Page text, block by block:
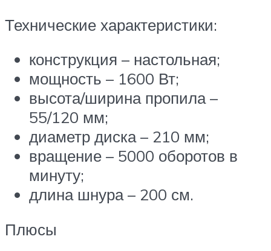
Технические характеристики:
конструкция – настольная;
мощность – 1600 Вт;
высота/ширина пропила –
55/120 мм;
диаметр диска – 210 мм;
вращение – 5000 оборотов в
минуту;
длина шнура – 200 см.
Плюсы